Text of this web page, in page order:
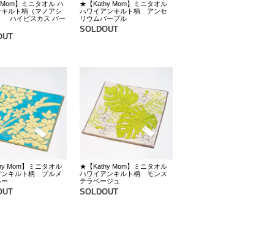
Mom】ミニタオル ハ
ルト柄（マノアシ
ハイビスカス パー
★【Kathy Mom】ミニタオル
ハワイアンキルト柄 アンセ
リウムパープル
SOLDOUT
Mom】ミニタオル
ンキルト柄 プルメ
★【Kathy Mom】ミニタオル
ハワイアンキルト柄 モンス
テラベージュ
SOLDOUT